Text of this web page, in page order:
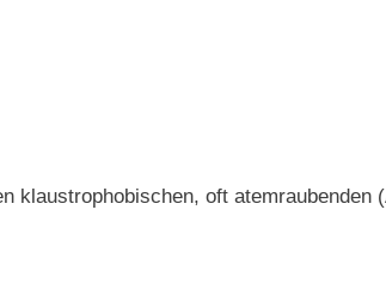
klaustrophobischen, oft atemraubenden